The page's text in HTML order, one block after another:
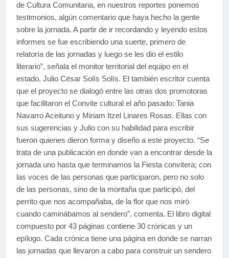
de Cultura Comunitaria, en nuestros reportes ponemos
testimonios, algún comentario que haya hecho la gente
sobre la jornada. A partir de ir recordando y leyendo estos
informes se fue escribiendo una suerte, primero de
relatoría de las jornadas y luego se les dio el estilo
literario”, señala el monitor territorial del equipo en el
estado, Julio César Solís Solís. El también escritor cuenta
que el proyecto se dialogó entre las otras dos promotoras
que facilitaron el Convite cultural el año pasado: Tania
Navarro Aceituno y Miriam Itzel Linares Rosas. Ellas con
sus sugerencias y Julio con su habilidad para escribir
fueron quienes dieron forma y diseño a este proyecto. “Se
trata de una publicación en donde van a encontrar desde la
jornada uno hasta que terminamos la Fiesta convitera; con
las voces de las personas que participaron, pero no solo
de las personas, sino de la montaña que participó, del
perrito que nos acompañaba, de la flor que nos miró
cuando caminábamos al sendero”, comenta. El libro digital
compuesto por 43 páginas contiene 30 crónicas y un
epílogo. Cada crónica tiene una página en donde se narran
las jornadas que llevaron a cabo para construir un sendero